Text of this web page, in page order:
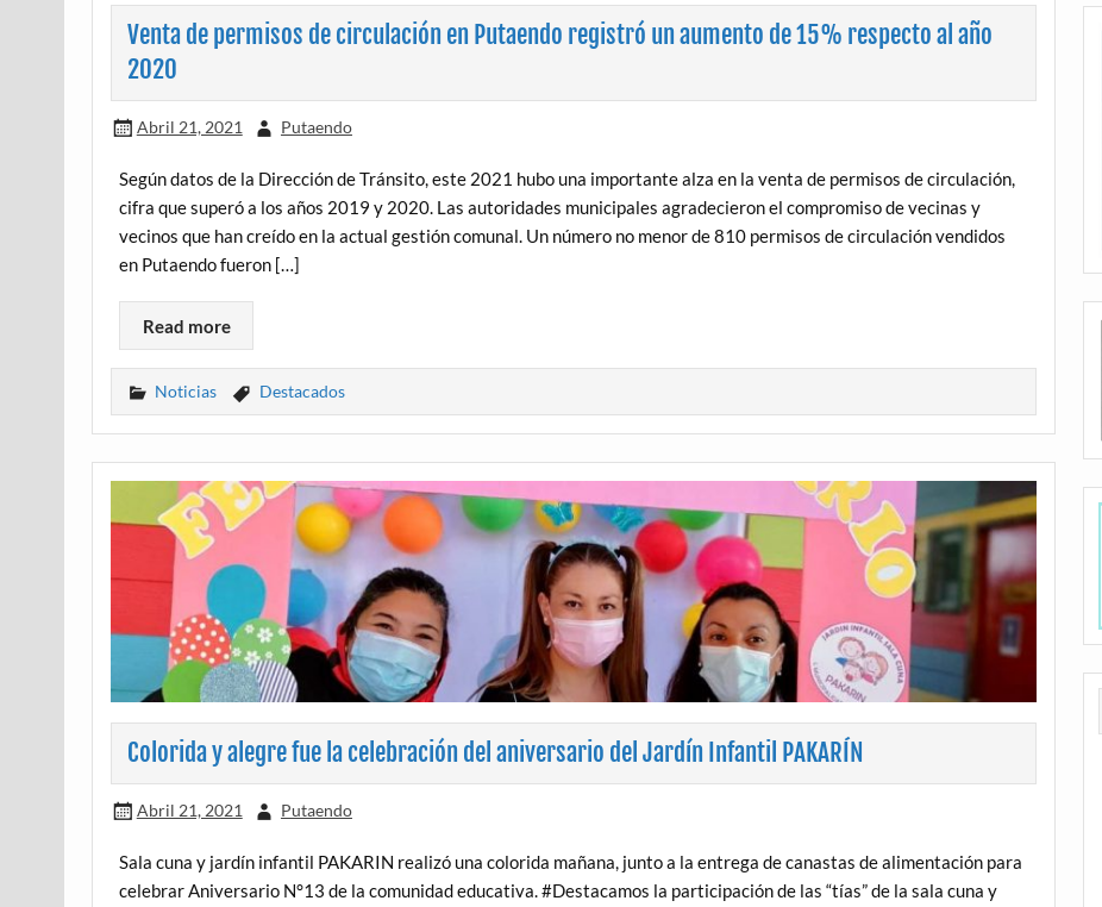
Venta de permisos de circulación en Putaendo registró un aumento de 15% respecto al año
2020
Abril 21, 2021 Putaendo
Según datos de la Dirección de Tránsito, este 2021 hubo una importante alza en la venta de permisos de circulación,
cifra que superó a los años 2019 y 2020. Las autoridades municipales agradecieron el compromiso de vecinas y
vecinos que han creído en la actual gestión comunal. Un número no menor de 810 permisos de circulación vendidos
en Putaendo fueron […]
Read more
Noticias Destacados
Colorida y alegre fue la celebración del aniversario del Jardín Infantil PAKARÍN
Abril 21, 2021 Putaendo
Sala cuna y jardín infantil PAKARIN realizó una colorida mañana, junto a la entrega de canastas de alimentación para
celebrar Aniversario N°13 de la comunidad educativa. #Destacamos la participación de las “tías” de la sala cuna y